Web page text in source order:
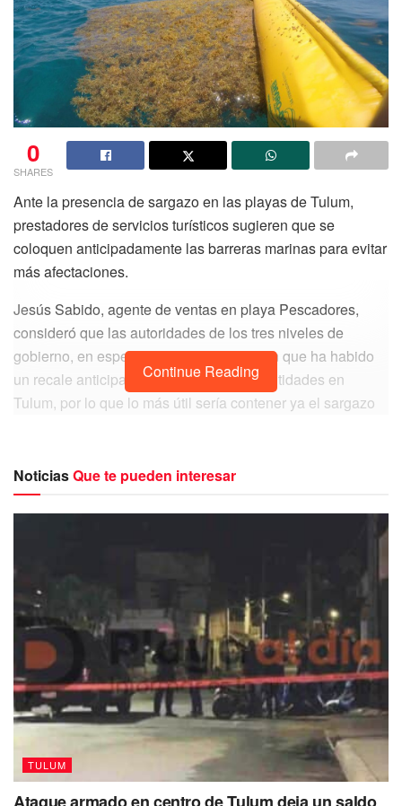
0
SHARES
Ante la presencia de sargazo en las playas de Tulum,
prestadores de servicios turísticos sugieren que se
coloquen anticipadamente las barreras marinas para evitar
más afectaciones.
Jesús Sabido, agente de ventas en playa Pescadores,
consideró que las autoridades de los tres niveles de
gobierno, en especial la Marina, ya saben que ha habido
un recale anticipado y en importantes cantidades en
Tulum, por lo que lo más útil sería contener ya el sargazo
destino para que no se pierda la atracción de turistas
mexicanos y extranjeros.
“Antes de que la presencia del alga sea
mayor y cause más afectaciones se debería
usar esta infraestructura de contención, pues
ahora como está llegando se puede decir
Continue Reading
NoticiasQue te pueden interesar
TULUM
Ataque armado en centro de Tulum deja un saldo